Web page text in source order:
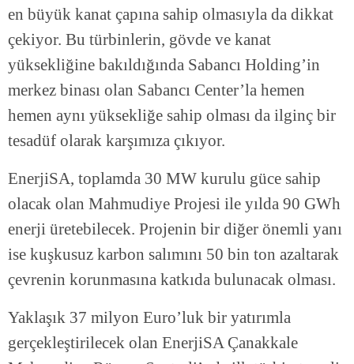
en büyük kanat çapına sahip olmasıyla da dikkat
çekiyor. Bu türbinlerin, gövde ve kanat
yüksekliğine bakıldığında Sabancı Holding’in
merkez binası olan Sabancı Center’la hemen
hemen aynı yüksekliğe sahip olması da ilginç bir
tesadüf olarak karşımıza çıkıyor.
EnerjiSA, toplamda 30 MW kurulu güce sahip
olacak olan Mahmudiye Projesi ile yılda 90 GWh
enerji üretebilecek. Projenin bir diğer önemli yanı
ise kuşkusuz karbon salımını 50 bin ton azaltarak
çevrenin korunmasına katkıda bulunacak olması.
Yaklaşık 37 milyon Euro’luk bir yatırımla
gerçekleştirilecek olan EnerjiSA Çanakkale